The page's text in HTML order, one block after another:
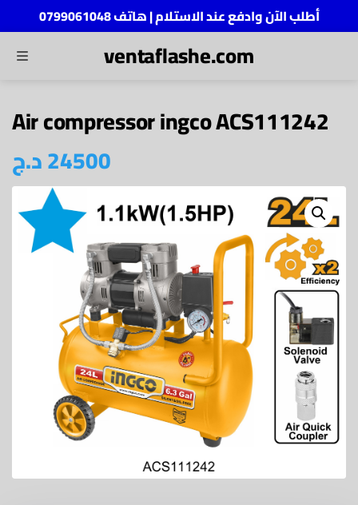
أطلب الآن وادفع عند الاستلام | هاتف 0799061048
MENU ventaflashe.com
Air compressor ingco ACS111242
24500د.ج